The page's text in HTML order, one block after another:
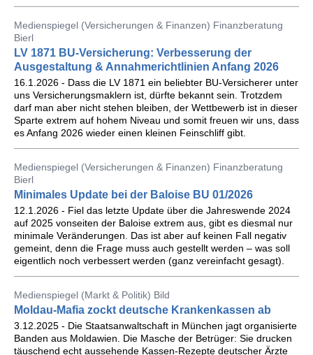
Medienspiegel (Versicherungen & Finanzen) Finanzberatung
Bierl
LV 1871 BU-Versicherung: Verbesserung der
Ausgestaltung & Annahmerichtlinien Anfang 2026
16.1.2026 - Dass die LV 1871 ein beliebter BU-Versicherer unter
uns Versicherungsmaklern ist, dürfte bekannt sein. Trotzdem
darf man aber nicht stehen bleiben, der Wettbewerb ist in dieser
Sparte extrem auf hohem Niveau und somit freuen wir uns, dass
es Anfang 2026 wieder einen kleinen Feinschliff gibt.
Medienspiegel (Versicherungen & Finanzen) Finanzberatung
Bierl
Minimales Update bei der Baloise BU 01/2026
12.1.2026 - Fiel das letzte Update über die Jahreswende 2024
auf 2025 vonseiten der Baloise extrem aus, gibt es diesmal nur
minimale Veränderungen. Das ist aber auf keinen Fall negativ
gemeint, denn die Frage muss auch gestellt werden – was soll
eigentlich noch verbessert werden (ganz vereinfacht gesagt).
Medienspiegel (Markt & Politik) Bild
Moldau-Mafia zockt deutsche Krankenkassen ab
3.12.2025 - Die Staatsanwaltschaft in München jagt organisierte
Banden aus Moldawien. Die Masche der Betrüger: Sie drucken
täuschend echt aussehende Kassen-Rezepte deutscher Ärzte